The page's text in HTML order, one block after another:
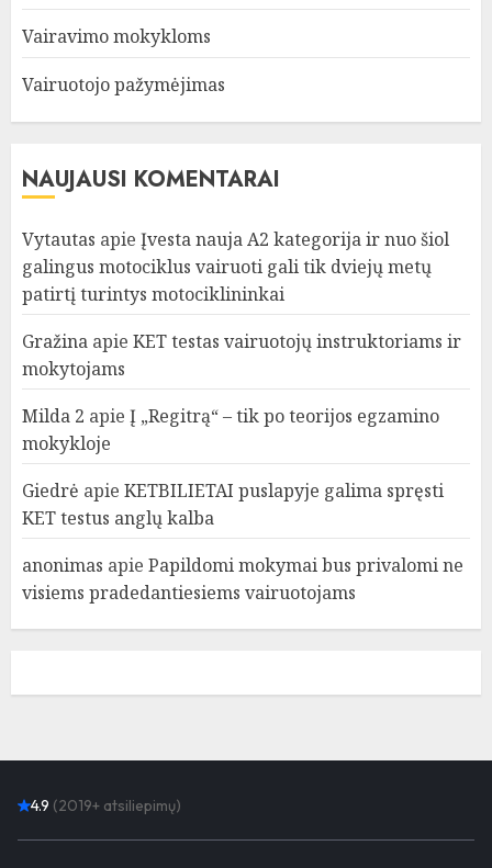
Vairavimo mokykloms
Vairuotojo pažymėjimas
NAUJAUSI KOMENTARAI
Vytautas apie Įvesta nauja A2 kategorija ir nuo šiol
galingus motociklus vairuoti gali tik dviejų metų
patirtį turintys motociklininkai
Gražina apie KET testas vairuotojų instruktoriams ir
mokytojams
Milda 2 apie Į „Regitrą“ – tik po teorijos egzamino
mokykloje
Giedrė apie KETBILIETAI puslapyje galima spręsti
KET testus anglų kalba
anonimas apie Papildomi mokymai bus privalomi ne
visiems pradedantiesiems vairuotojams
4.9 (2019+ atsiliepimų)